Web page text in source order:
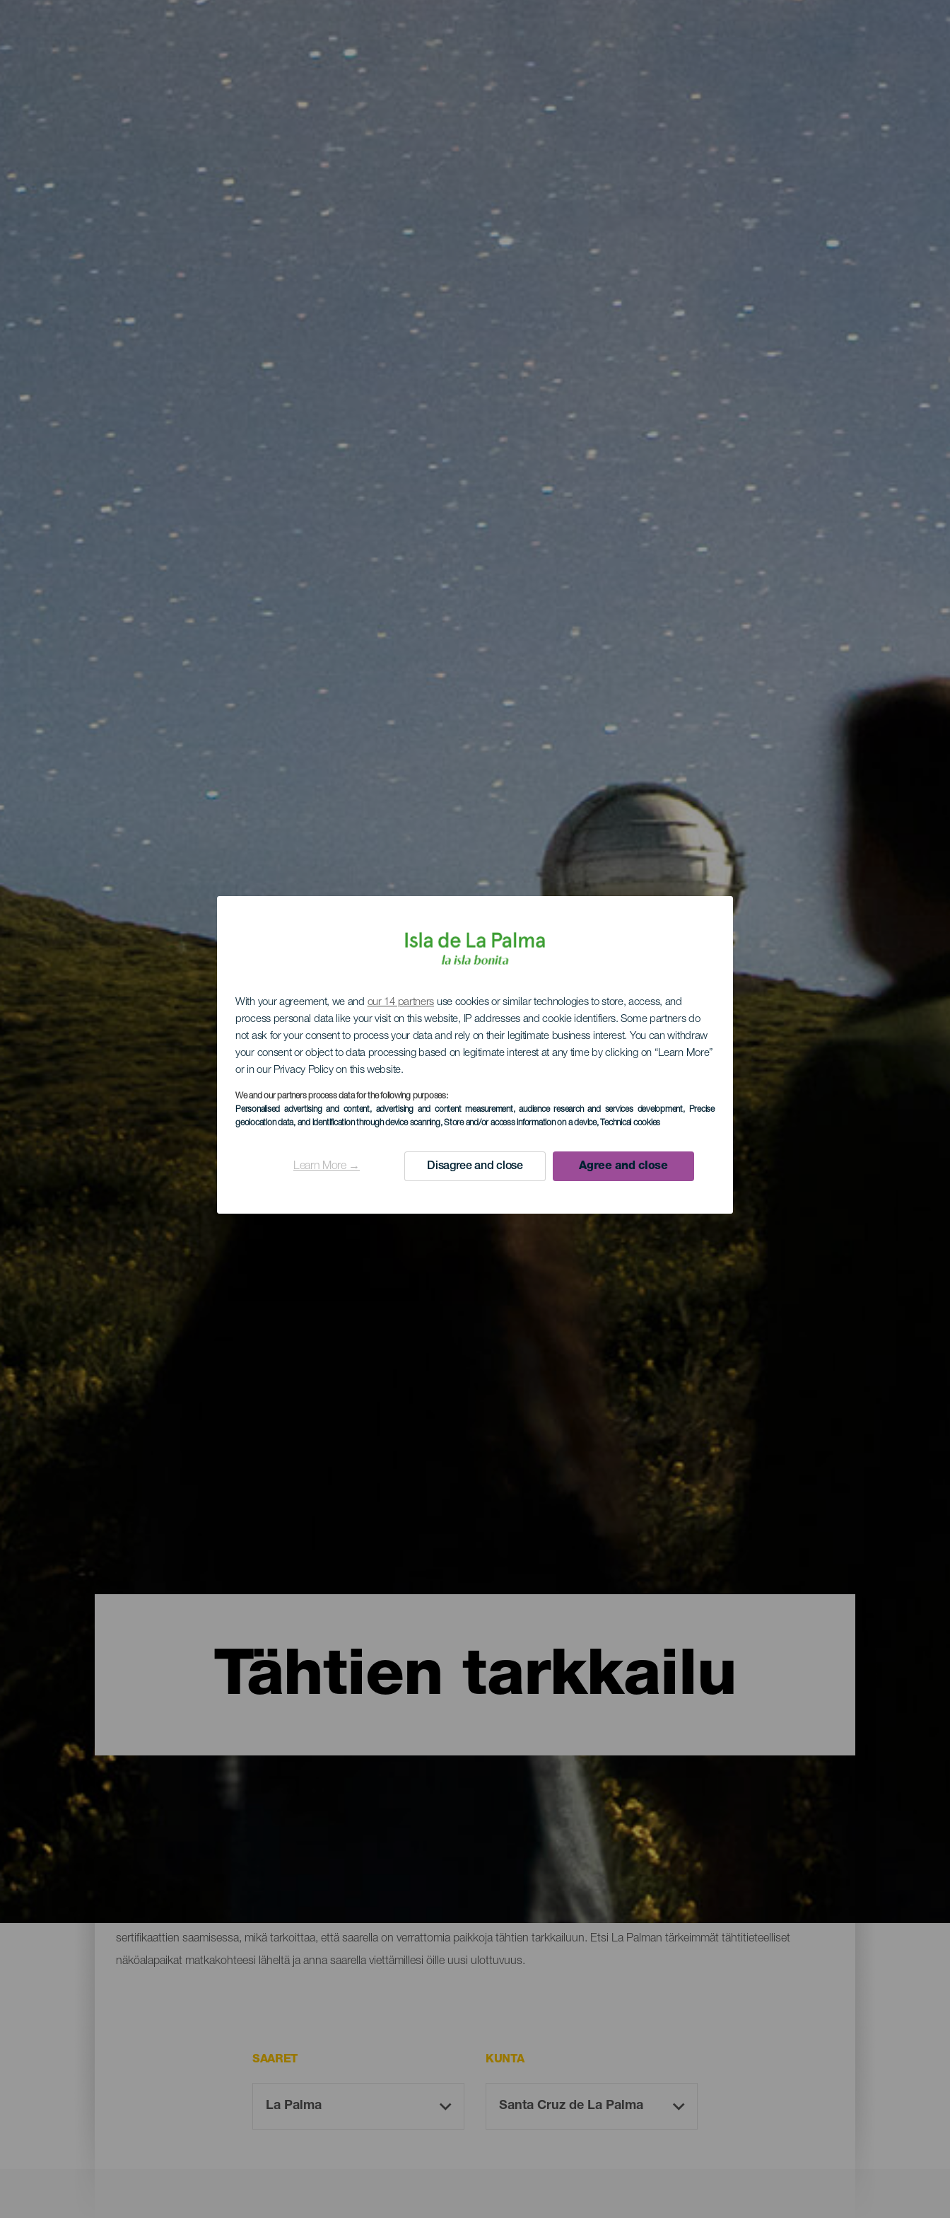
With your agreement, we and our 14 partners use cookies or similar technologies to store, access, and
process personal data like your visit on this website, IP addresses and cookie identifiers. Some partners do
not ask for your consent to process your data and rely on their legitimate business interest. You can withdraw
your consent or object to data processing based on legitimate interest at any time by clicking on “Learn More”
or in our Privacy Policy on this website.
We and our partners process data for the following purposes:
Personalised advertising and content, advertising and content measurement, audience research and services development, Precise
geolocation data, and identification through device scanning, Store and/or access information on a device, Technical cookies
Learn More → Disagree and close Agree and close
Tähtien tarkkailu
Parhaat paikat tähtitaivaan katseluun La Palmalla
Yöllä koko saari saa taianomaisen hehkun tähtitaivaansa ansiosta. La Palman ainutlaatuinen luonto ja saaren asukkaiden kunnioitus ympäristöä
kohtaan ovat tehneet La Isla Bonitasta kansainvälisen vertailukohteen tähtien katselun ja astroturismin alalla. Saarella on paikallinen laki, joka suojaa
taivasta valosaasteelta, sillä sijaitsee yksi maailman edistyksellisimmistä teleskoopeista. ja se oli edelläkävijä Starlight Destination- ja Starlight Reserve -
sertifikaattien saamisessa, mikä tarkoittaa, että saarella on verrattomia paikkoja tähtien tarkkailuun. Etsi La Palman tärkeimmät tähtitieteelliset
näköalapaikat matkakohteesi läheltä ja anna saarella viettämillesi öille uusi ulottuvuus.
SAARET KUNTA